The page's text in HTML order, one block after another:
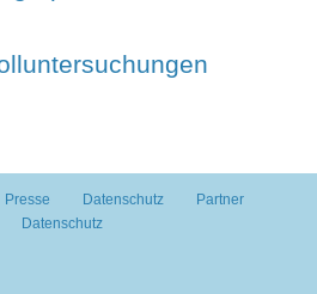
Presse Datenschutz
Partner
Datenschutz